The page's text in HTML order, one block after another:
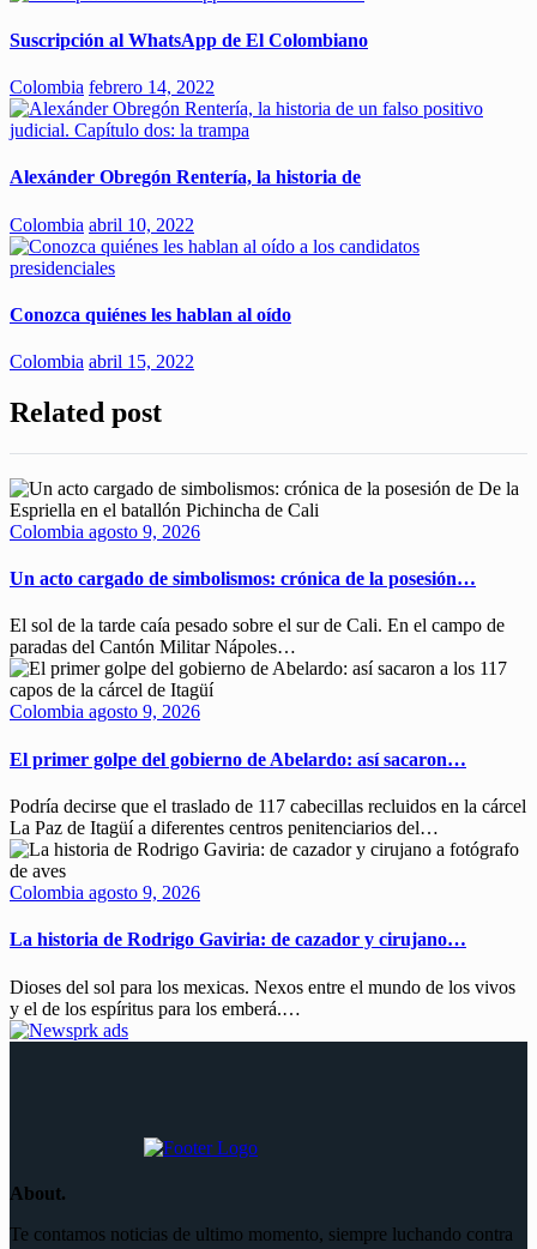
Suscripción al WhatsApp de El Colombiano
Colombia febrero 14, 2022
Alexánder Obregón Rentería, la historia de
Colombia abril 10, 2022
Conozca quiénes les hablan al oído
Colombia abril 15, 2022
Related post
Colombia agosto 9, 2026
Un acto cargado de simbolismos: crónica de la posesión…
El sol de la tarde caía pesado sobre el sur de Cali. En el campo de
paradas del Cantón Militar Nápoles…
Colombia agosto 9, 2026
El primer golpe del gobierno de Abelardo: así sacaron…
Podría decirse que el traslado de 117 cabecillas recluidos en la cárcel
La Paz de Itagüí a diferentes centros penitenciarios del…
Colombia agosto 9, 2026
La historia de Rodrigo Gaviria: de cazador y cirujano…
Dioses del sol para los mexicas. Nexos entre el mundo de los vivos
y el de los espíritus para los emberá.…
About.
Te contamos noticias de ultimo momento, siempre luchando contra